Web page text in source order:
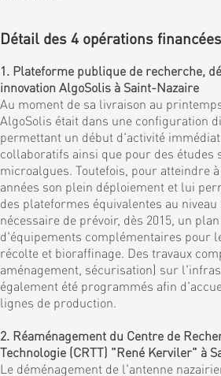
Détail des 4 opérations
1. Plateforme publique de recherche,
innovation AlgoSolis à Saint-Nazaire
Au moment de sa livraison au
AlgoSolis était dans une configuration
permettant un début d'activité
collaboratifs ainsi que pour des études
microalgues. Toutefois, pour atteindre
années son plein déploiement et lui
des plateformes équivalentes au
nécessaire de prévoir, dès 2015, un
d'équipements complémentaires pour
récolte et bioraffinage. Des travaux
aménagement, sécurisation) sur
également été programmés afin
lignes de production.
2. Réaménagement du Centre de
Technologie (CRTT) "René Kerviler" à
Le déménagement de l'antenne